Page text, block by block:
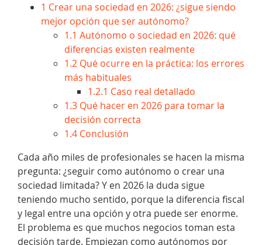
1 Crear una sociedad en 2026: ¿sigue siendo
mejor opción que ser autónomo?
1.1 Autónomo o sociedad en 2026: qué
diferencias existen realmente
1.2 Qué ocurre en la práctica: los errores
más habituales
1.2.1 Caso real detallado
1.3 Qué hacer en 2026 para tomar la
decisión correcta
1.4 Conclusión
Cada año miles de profesionales se hacen la misma
pregunta: ¿seguir como autónomo o crear una
sociedad limitada? Y en 2026 la duda sigue
teniendo mucho sentido, porque la diferencia fiscal
y legal entre una opción y otra puede ser enorme.
El problema es que muchos negocios toman esta
decisión tarde. Empiezan como autónomos por